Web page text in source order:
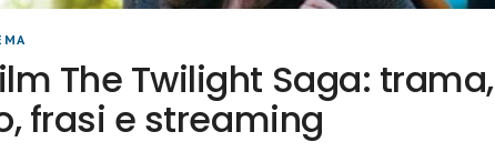
film The Twilight Saga: trama,
frasi e streaming